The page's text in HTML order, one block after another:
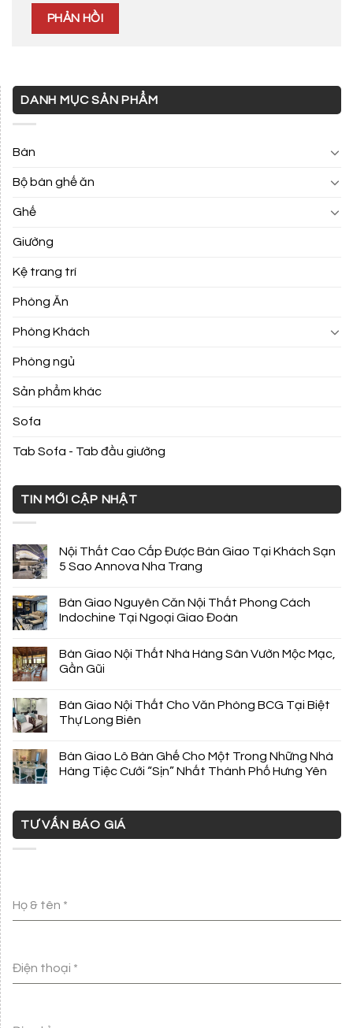
DANH MỤC SẢN PHẨM
Bàn
Bộ bàn ghế ăn
Ghế
Giường
Kệ trang trí
Phòng Ăn
Phòng Khách
Phòng ngủ
Sản phẩm khác
Sofa
Tab Sofa - Tab đầu giường
TIN MỚI CẬP NHẬT
Nội Thất Cao Cấp Được Bàn Giao Tại Khách Sạn
5 Sao Annova Nha Trang
Bàn Giao Nguyên Căn Nội Thất Phong Cách
Indochine Tại Ngoại Giao Đoàn
Bàn Giao Nội Thất Nhà Hàng Sân Vườn Mộc Mạc,
Gần Gũi
Bàn Giao Nội Thất Cho Văn Phòng BCG Tại Biệt
Thự Long Biên
Bàn Giao Lô Bàn Ghế Cho Một Trong Những Nhà
Hàng Tiệc Cưới “Sịn” Nhất Thành Phố Hưng Yên
TƯ VẤN BÁO GIÁ
Họ & tên *
Điện thoại *